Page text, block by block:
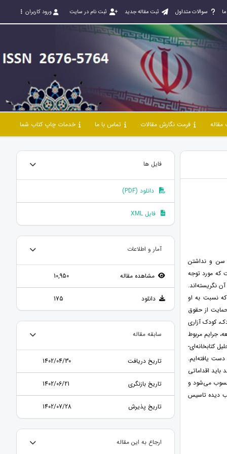
سوالات متداول ثبت مقاله جدید ثبت نام در سایت ورود کاربران
فرمت نگارش مقالات تماس با ما خدمات چاپ کتاب شما
سن و نداشتن
که مورد توجه
نگریسته‌اند.
نسبت به او
بار قانونی برای حمایت از حقوق
کودک آزاری
جرایم مربوط
کتابخانه‌ای-
دست یافته‌ایم.
اقداماتی
می‌شود و
دیده تاسیس
فایل ها
دانلود (PDF)
فایل XML
آمار و اطلاعات
مشاهده مقاله 10,950
دانلود 175
سابقه مقاله
تاریخ دریافت 1402/04/30
تاریخ بازنگری 1402/06/21
تاریخ پذیرش 1402/07/28
ارجاع به این مقاله